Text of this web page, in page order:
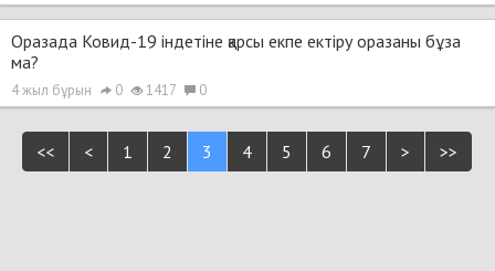
Оразада Ковид-19 індетіне қарсы екпе ектіру оразаны бұза
ма?
4 жыл бұрын 0 1417 0
<< < 1 2 3 4 5 6 7 > >>